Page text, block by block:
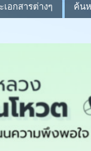
อกสารต่างๆ ค้น